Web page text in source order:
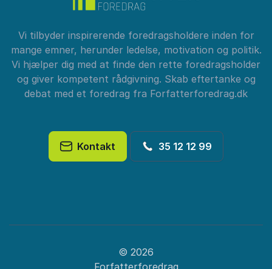
Vi tilbyder inspirerende foredragsholdere inden for
mange emner, herunder ledelse, motivation og politik.
Vi hjælper dig med at finde den rette foredragsholder
og giver kompetent rådgivning. Skab eftertanke og
debat med et foredrag fra Forfatterforedrag.dk
Kontakt 35 12 12 99
© 2026
Forfatterforedrag